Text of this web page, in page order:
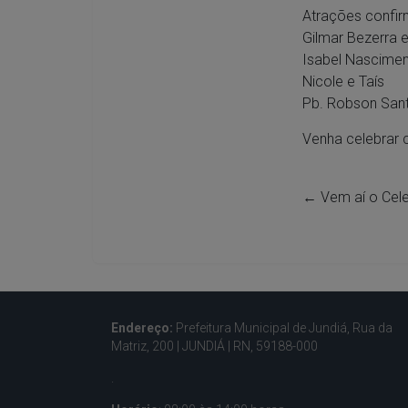
Atrações
Gilmar Bezerra
Isabel
Nicole e Taís
Pb. Robson
Venha celebrar
← Vem aí o
Endereço: Prefeitura Municipal de Jundiá, Rua da
Matriz, 200 |
JUNDIÁ | RN, 59188-000
.